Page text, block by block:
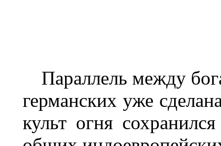
Параллель между
германских уже
культ огня